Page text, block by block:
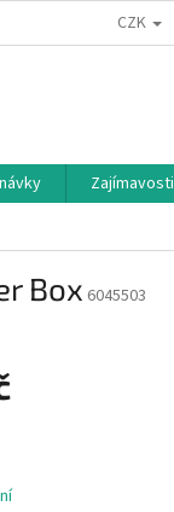
OSOBNÍCH ÚDAJŮ
CZK
Zajímavosti
Box 6045503